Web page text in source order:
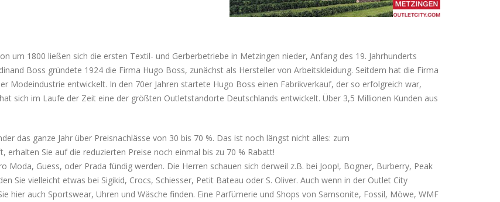
um 1800 ließen sich die ersten Textil- und Gerberbetriebe in Metzingen nieder, Anfang des 19. Jahrhunderts
Boss gründete 1924 die Firma Hugo Boss, zunächst als Hersteller von Arbeitskleidung. Seitdem hat die Firma
Modeindustrie entwickelt. In den 70er Jahren startete Hugo Boss einen Fabrikverkauf, der so erfolgreich war,
sich im Laufe der Zeit eine der größten Outletstandorte Deutschlands entwickelt. Über 3,5 Millionen Kunden aus
das ganze Jahr über Preisnachlässe von 30 bis 70 %. Das ist noch längst nicht alles: zum
Sie auf die reduzierten Preise noch einmal bis zu 70 % Rabatt!
Moda, Guess, oder Prada fündig werden. Die Herren schauen sich derweil z.B. bei Joop!, Bogner, Burberry, Peak
Sie vielleicht etwas bei Sigikid, Crocs, Schiesser, Petit Bateau oder S. Oliver. Auch wenn in der Outlet City
hier auch Sportswear, Uhren und Wäsche finden. Eine Parfümerie und Shops von Samsonite, Fossil, Möwe, WMF